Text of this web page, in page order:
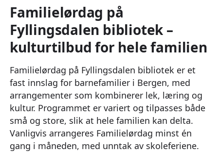
Familielørdag på
Fyllingsdalen bibliotek –
kulturtilbud for hele familien
Familielørdag på Fyllingsdalen bibliotek er et
fast innslag for barnefamilier i Bergen, med
arrangementer som kombinerer lek, læring og
kultur. Programmet er variert og tilpasses både
små og store, slik at hele familien kan delta.
Vanligvis arrangeres Familielørdag minst én
gang i måneden, med unntak av skoleferiene.